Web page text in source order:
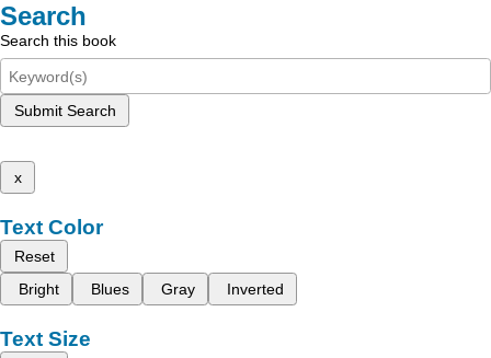
Search
Search this book
Submit Search
x
Text Color
Reset
Bright
Blues Gray Inverted
Text Size